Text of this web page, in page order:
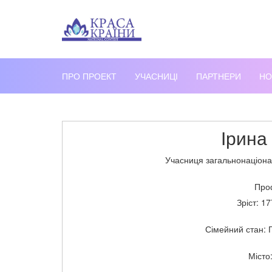
ПРО ПРОЕКТ УЧАСНИЦІ ПАРТНЕРИ
Учасниця
Зріст:
Сімейний стан: